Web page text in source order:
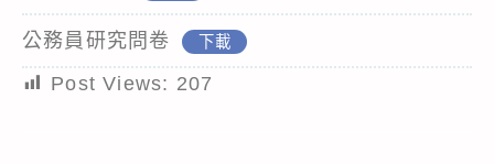
公務員研究問卷 下載
Post Views: 207